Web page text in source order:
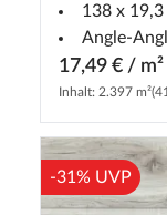
138 x 19,3
Angle-
17,49 € / m²
Inhalt: 2.397 m²
-31% UVP